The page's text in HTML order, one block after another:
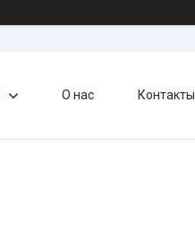
О нас Контакты